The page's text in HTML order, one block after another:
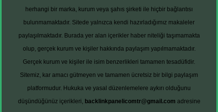
herhangi bir marka, kurum veya şahıs şirketi ile hiçbir bağlantısı
bulunmamaktadır. Sitede yalnızca kendi hazırladığımız makaleler
paylaşılmaktadır. Burada yer alan içerikler haber niteliği taşımamakta
olup, gerçek kurum ve kişiler hakkında paylaşım yapılmamaktadır.
Gerçek kurum ve kişiler ile isim benzerlikleri tamamen tesadüfidir.
Sitemiz, kar amacı gütmeyen ve tamamen ücretsiz bir bilgi paylaşım
platformudur. Hukuka ve yasal düzenlemelere aykırı olduğunu
düşündüğünüz içerikleri, backlinkpanelicomtr@gmail.com adresine